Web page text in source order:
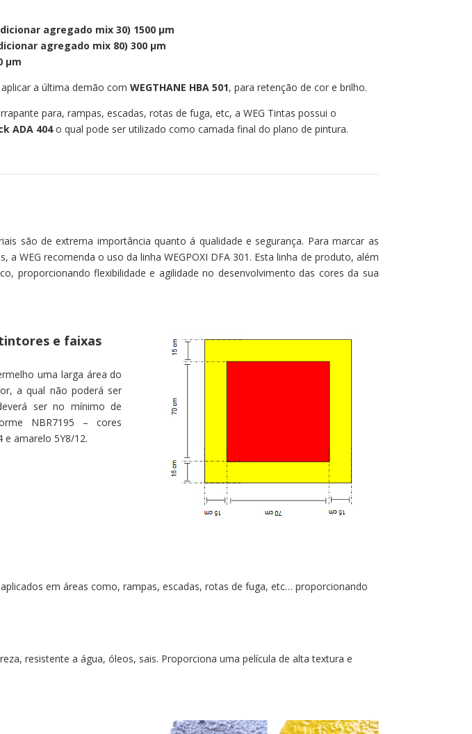
agregado mix 30) 1500 µm
agregado mix 80) 300 µm
µm
a última demão com WEGTHANE HBA 501, para retenção de cor e brilho.
para, rampas, escadas, rotas de fuga, etc, a WEG Tintas possui o
ADA 404o qual pode ser utilizado como camada final do plano de pintura.
são de extrema importância quanto á qualidade e segurança. Para marcar as
WEG recomenda o uso da linha WEGPOXI DFA 301. Esta linha de produto, além
proporcionando flexibilidade e agilidade no desenvolvimento das cores da sua
e faixas
uma larga área do
a qual não poderá ser
ser no mínimo de
NBR7195 – cores
e amarelo 5Y8/12.
em áreas como, rampas, escadas, rotas de fuga, etc… proporcionando
resistente a água, óleos, sais. Proporciona uma película de alta textura e